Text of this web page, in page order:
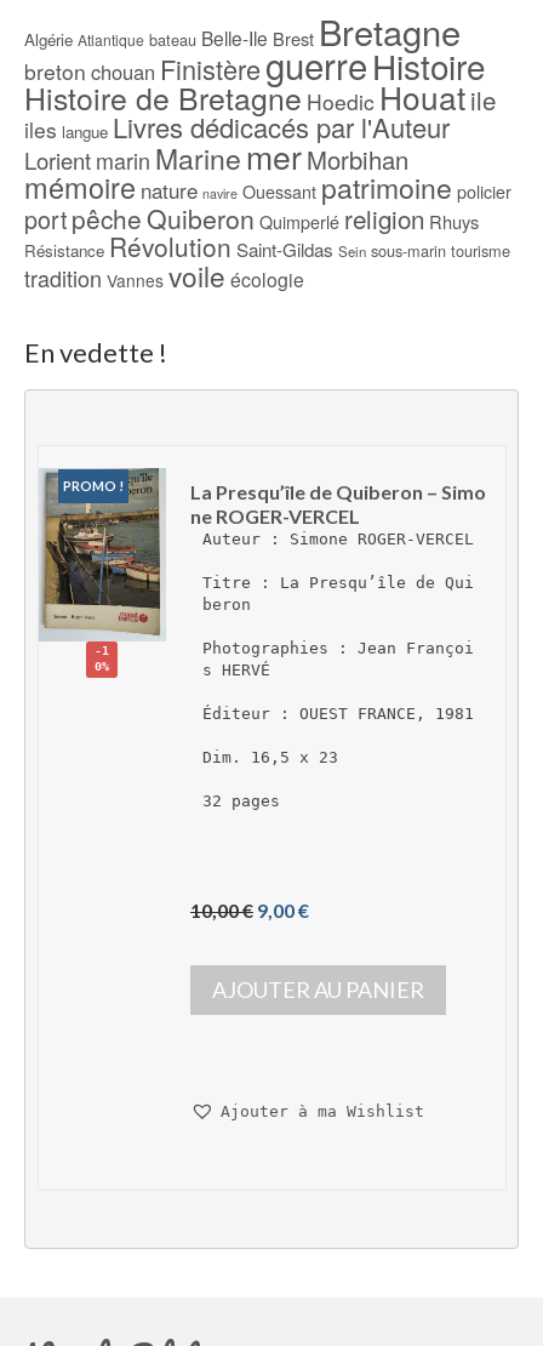
Algérie Atlantique bateau Belle-Ile Brest Bretagne
breton chouan FinistèreguerreHistoire
Histoire de Bretagne Hoedic Houatile
iles langue Livres dédicacés par l'Auteur
Lorientmarin Marine merMorbihan
mémoire nature navire Ouessant patrimoine policier
portpêcheQuiberon Quimperlé religion Rhuys
Résistance Révolution Saint-Gildas Sein sous-marin tourisme
tradition Vannes voile écologie
En vedette !
PROMO !
-1
0%
La Presqu’île de Quiberon – Simo
ne ROGER-VERCEL
Auteur : Simone ROGER-VERCEL
Titre : La Presqu’île de Qui
beron
Photographies : Jean Françoi
s HERVÉ
Éditeur : OUEST FRANCE, 1981
Dim. 16,5 x 23
32 pages
10,00 € L
p
r
i
i
é
9,00 €L
p
r
i
s
AJOUTER AU PANIER
Ajouter à ma Wishlist